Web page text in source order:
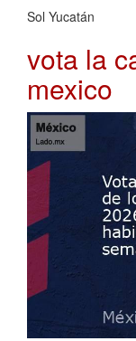
Sol Yucatán
vota la
mexico